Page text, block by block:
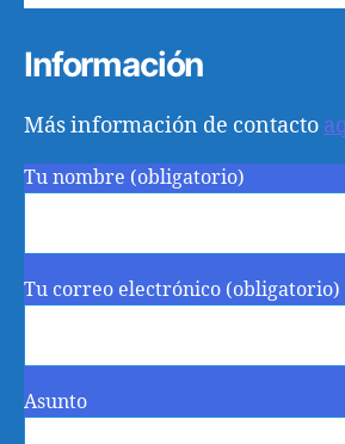
Información
Más información de contacto
Tu nombre (obligatorio)
Tu correo electrónico (obligatorio)
Asunto